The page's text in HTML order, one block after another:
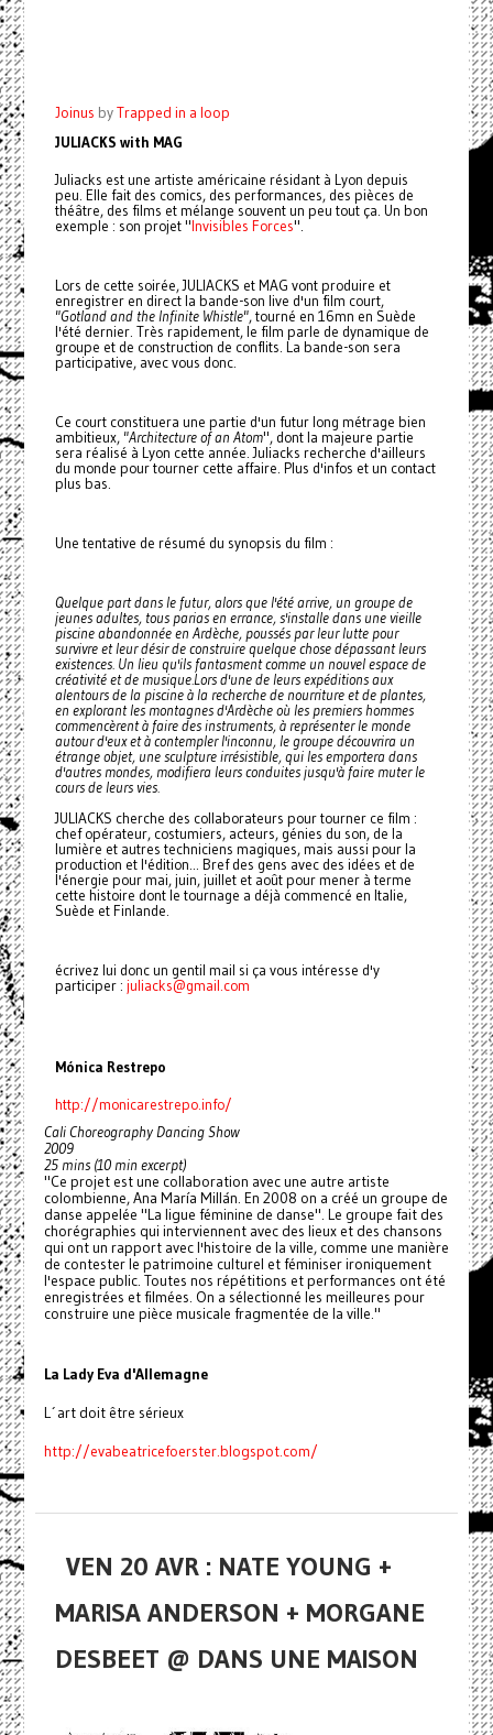
Joinus byTrapped in a loop
JULIACKS with MAG
Juliacks est une artiste américaine résidant à Lyon depuis
peu. Elle fait des comics, des performances, des pièces de
théâtre, des films et mélange souvent un peu tout ça. Un bon
exemple : son projet "Invisibles Forces".
Lors de cette soirée, JULIACKS et MAG vont produire et
enregistrer en direct la bande-son live d'un film court,
"Gotland and the Infinite Whistle", tourné en 16mn en Suède
l'été dernier. Très rapidement, le film parle de dynamique de
groupe et de construction de conflits. La bande-son sera
participative, avec vous donc.
Ce court constituera une partie d'un futur long métrage bien
ambitieux, "Architecture of an Atom", dont la majeure partie
sera réalisé à Lyon cette année. Juliacks recherche d'ailleurs
du monde pour tourner cette affaire. Plus d'infos et un contact
plus bas.
Une tentative de résumé du synopsis du film :
Quelque part dans le futur, alors que l'été arrive, un groupe de
jeunes adultes, tous parias en errance, s'installe dans une vieille
piscine abandonnée en Ardèche, poussés par leur lutte pour
survivre et leur désir de construire quelque chose dépassant leurs
existences. Un lieu qu'ils fantasment comme un nouvel espace de
créativité et de musique.Lors d'une de leurs expéditions aux
alentours de la piscine à la recherche de nourriture et de plantes,
en explorant les montagnes d'Ardèche où les premiers hommes
commencèrent à faire des instruments, à représenter le monde
autour d'eux et à contempler l'inconnu, le groupe découvrira un
étrange objet, une sculpture irrésistible, qui les emportera dans
d'autres mondes, modifiera leurs conduites jusqu'à faire muter le
cours de leurs vies.
JULIACKS cherche des collaborateurs pour tourner ce film :
chef opérateur, costumiers, acteurs, génies du son, de la
lumière et autres techniciens magiques, mais aussi pour la
production et l'édition... Bref des gens avec des idées et de
l'énergie pour mai, juin, juillet et août pour mener à terme
cette histoire dont le tournage a déjà commencé en Italie,
Suède et Finlande.
écrivez lui donc un gentil mail si ça vous intéresse d'y
participer : juliacks@gmail.com
Mónica Restrepo
http://monicarestrepo.info/
Cali Choreography Dancing Show
2009
25 mins (10 min excerpt)
"Ce projet est une collaboration avec une autre artiste
colombienne, Ana María Millán. En 2008 on a créé un groupe de
danse appelée "La ligue féminine de danse". Le groupe fait des
chorégraphies qui interviennent avec des lieux et des chansons
qui ont un rapport avec l'histoire de la ville, comme une manière
de contester le patrimoine culturel et féminiser ironiquement
l'espace public. Toutes nos répétitions et performances ont été
enregistrées et filmées. On a sélectionné les meilleures pour
construire une pièce musicale fragmentée de la ville."
La Lady Eva d'Allemagne
L´art doit être sérieux
http://evabeatricefoerster.blogspot.com/
VEN 20 AVR : NATE YOUNG +
MARISA ANDERSON + MORGANE
DESBEET @ DANS UNE MAISON